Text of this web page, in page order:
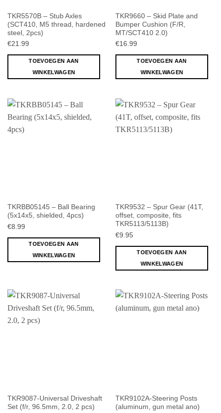
TKR5570B – Stub Axles
(SCT410, M5 thread, hardened
steel, 2pcs)
€21.99
TOEVOEGEN AAN
WINKELWAGEN
TKR9660 – Skid Plate and
Bumper Cushion (F/R,
MT/SCT410 2.0)
€16.99
TOEVOEGEN AAN
WINKELWAGEN
TKRBB05145 – Ball Bearing
(5x14x5, shielded, 4pcs)
€8.99
TOEVOEGEN AAN
WINKELWAGEN
TKR9532 – Spur Gear (41T,
offset, composite, fits
TKR5113/5113B)
€9.95
TOEVOEGEN AAN
WINKELWAGEN
TKR9087-Universal Driveshaft
Set (f/r, 96.5mm, 2.0, 2 pcs)
TKR9102A-Steering Posts
(aluminum, gun metal ano)